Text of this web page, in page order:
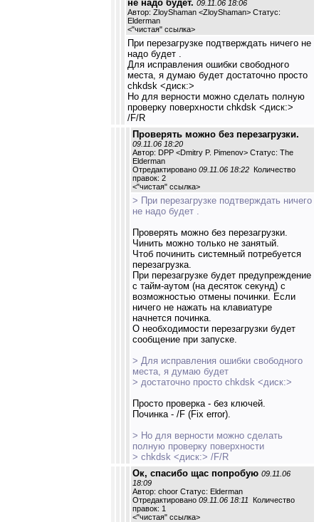
не надо будет. 09.11.06 18:06
Автор: ZloyShaman <ZloyShaman> Статус:
Elderman
<"чистая" ссылка>
При перезагрузке подтверждать ничего не
надо будет .
Для исправления ошибки свободного
места, я думаю будет достаточно просто
chkdsk <диск:>
Но для верности можно сделать полную
проверку поверхности chkdsk <диск:>
/F/R
Проверять можно без перезагрузки.
09.11.06 18:20
Автор: DPP <Dmitry P. Pimenov> Статус: The
Elderman
Отредактировано 09.11.06 18:22 Количество
правок: 2
<"чистая" ссылка>
> При перезагрузке подтверждать ничего
не надо будет .
Проверять можно без перезагрузки.
Чинить можно только не занятый.
Чтоб починить системный потребуется
перезагрузка.
При перезагрузке будет предупреждение
с тайм-аутом (на десяток секунд) с
возможностью отмены починки. Если
ничего не нажать на клавиатуре
начнется починка.
О необходимости перезагрузки будет
сообщение при запуске.
> Для исправления ошибки свободного
места, я думаю будет
> достаточно просто chkdsk <диск:>
Просто проверка - без ключей.
Починка - /F (Fix error).
> Но для верности можно сделать
полную проверку поверхности
> chkdsk <диск:> /F/R
Ок, спасибо щас попробую 09.11.06
18:09
Автор: choor Статус: Elderman
Отредактировано 09.11.06 18:11 Количество
правок: 1
<"чистая" ссылка>